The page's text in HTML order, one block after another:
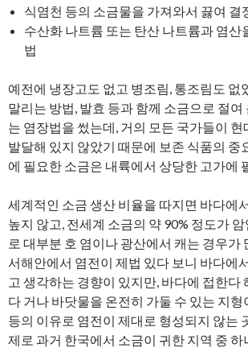
식염천 등의 소금물을 가져와서 끓여 결
수산화 나트륨 또는 탄산 나트륨과 염산
법
예전에 냉장고도 없고 병조림, 통조림도 없
말리는 방법, 발효 등과 함께 소금으로 절여
는 염장법을 썼는데, 거의 모든 국가들이
발달해 있지 않았기 때문에 보존 식품의 중
에 필요한 소금은 내륙에서 상당한 고가에
세계적인 소금 생산 비율을 따지면 바다에
높지 않고, 전세계 소금의 약 90% 정도가
로 대부분 호 염이나 광산에서 캐는 경우가
서해안에서 염전이 제법 있다 보니 바다에
고 생각하는 경향이 있지만, 바다에 접한다
다 거나 바닷물을 온전히 가둘 수 있는 지
등의 이유로 염전이 제대로 형성되지 않는
제로 과거 한국에서 소금이 귀한 지역 중 하